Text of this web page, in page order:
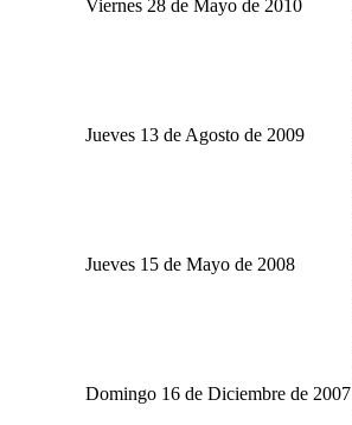
Viernes 28 de Mayo de 2010
Jueves 13 de Agosto de 2009
Jueves 15 de Mayo de 2008
Domingo 16 de Diciembre de 2007